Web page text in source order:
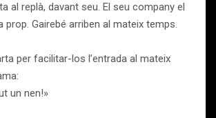
al replà, davant seu. El seu company el
prop. Gairebé arriben al mateix temps.
per facilitar-los l’entrada al mateix
un nen!»